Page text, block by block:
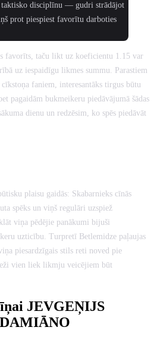
taktisko disciplīnu — gudri strādājot
prot piespiest favorītu darboties
favorīts, taču likt uz koeficientu 1.15 var
uz iespaidīgu likmes summu. Parastiem
faniem, interesantāks tirgus būtu
pagaidām bukmeikeru piedāvājumā šādas
dienu un redzēsim, ko spēs piedāvāt
plaisu gaidās: Skabarnieks cīnās
spēks un viņš regulāri uzspiež
viņa pēdējie panākumi bijuši
uzticību. Turpretī Betlemidze paļaujas
piesardzīgais stils reti noved pie
vien liek likmju veicējiem būt
JEVGEŅIJS